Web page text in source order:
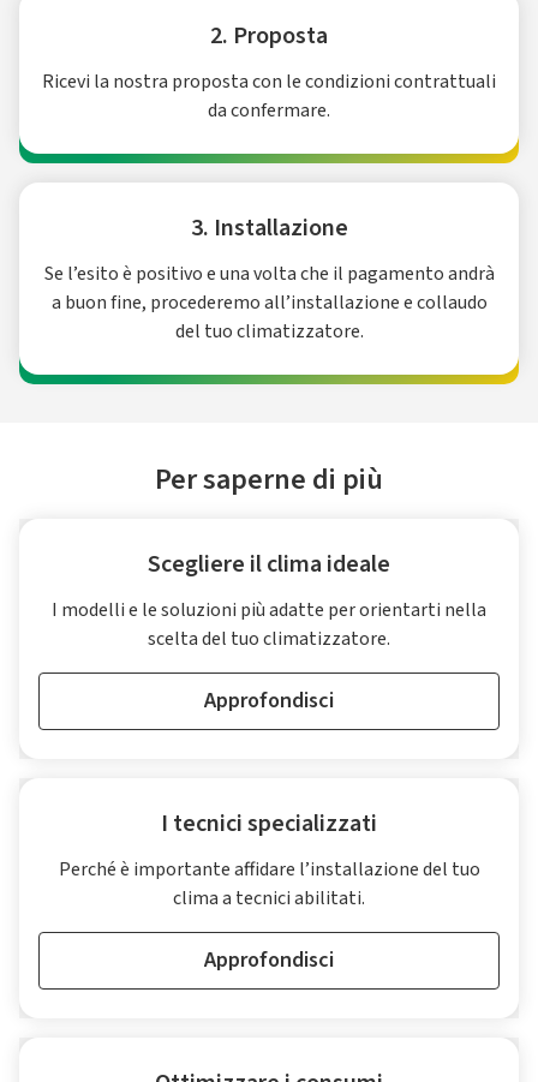
2. Proposta
Ricevi la nostra proposta con le condizioni contrattuali
da confermare.
3. Installazione
Se l’esito è positivo e una volta che il pagamento andrà
a buon fine, procederemo all’installazione e collaudo
del tuo climatizzatore.
Per saperne di più
Scegliere il clima ideale
I modelli e le soluzioni più adatte per orientarti nella
scelta del tuo climatizzatore.
Approfondisci
I tecnici specializzati
Perché è importante affidare l’installazione del tuo
clima a tecnici abilitati.
Approfondisci